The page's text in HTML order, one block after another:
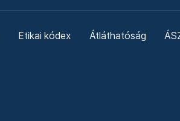
Etikai kódex Átláthatóság